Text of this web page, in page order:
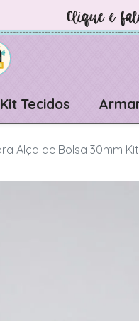
Kit Tecidos
Alça de Bolsa 30mm